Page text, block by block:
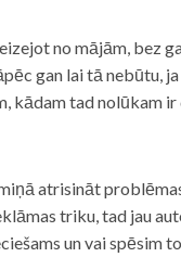
no mājām, bez
gan lai tā nebūtu,
kādam tad nolūkam
atrisināt
triku, tad jau
un vai spēsim